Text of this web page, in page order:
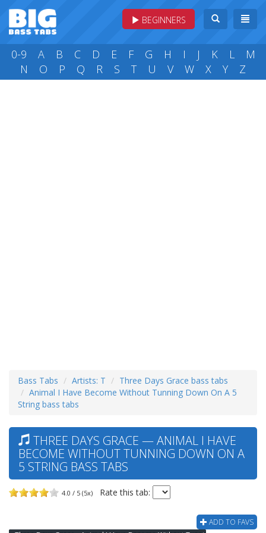
BEGINNERS
0-9 A B C D E F G H I J K L
M
N
O P Q R S T U V W X Y Z
Bass Tabs Artists: T
Three Days Grace bass tabs
Animal I Have Become Without Tunning Down On A 5
String bass tabs
THREE DAYS GRACE — ANIMAL I HAVE
BECOME WITHOUT TUNNING DOWN ON A
5 STRING BASS TABS
4.0 / 5 (5x) Rate this tab:
ADD TO FAVS